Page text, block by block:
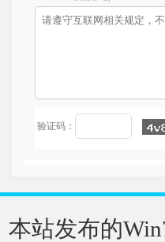
验证码：
本站发布的